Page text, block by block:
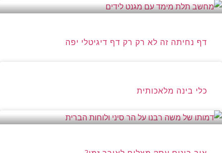
דף נחיתה זה לא רק רק דף דיגיטלי יפה
כלי בינה מלאכותית